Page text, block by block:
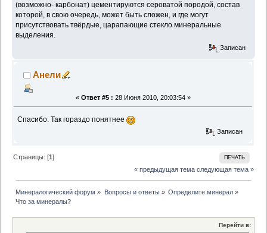
(возможно- карбонат) цементируются сероватой породой, состав
которой, в свою очередь, может быть сложен, и где могут
присутствовать твёрдые, царапающие стекло минеральные
выделения.
Записан
Анели
« Ответ #5 : 28 Июня 2010, 20:03:54 »
Спасибо. Так гораздо понятнее
Записан
ПЕЧАТЬ
Страницы: [1]
« предыдущая тема следующая тема »
Минералогический форум » Вопросы и ответы» Определите минерал»
Что за минералы?
Перейти в: